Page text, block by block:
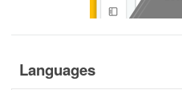
Languages